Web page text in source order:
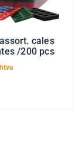
cales
/200 pcs
htva